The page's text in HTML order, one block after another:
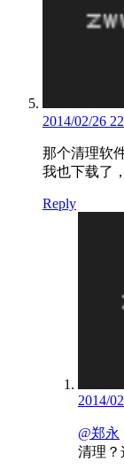
2014/02/26
那个清理软
我也下载了
Reply
2014/
@郑永
清理？